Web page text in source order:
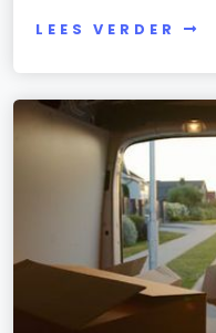
LEES VERDER